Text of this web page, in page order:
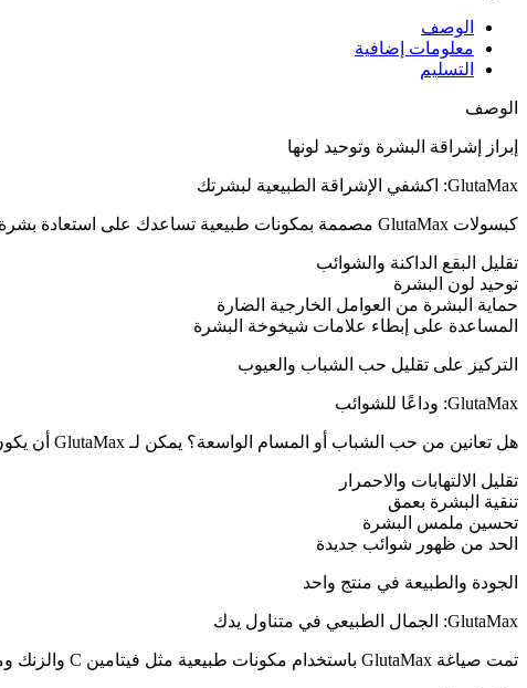
الوصف
معلومات إضافية
التسليم
الوصف
إبراز إشراقة البشرة وتوحيد لونها
GlutaMax: اكشفي الإشراقة الطبيعية لبشرتك
كبسولات GlutaMax مصممة بمكونات طبيعية تساعدك على استعادة بشرة مشرقة وموحدة اللون. بفضل خصائصها القوية المضادة للأكسدة، تساهم في:
تقليل البقع الداكنة والشوائب
توحيد لون البشرة
حماية البشرة من العوامل الخارجية الضارة
المساعدة على إبطاء علامات شيخوخة البشرة
التركيز على تقليل حب الشباب والعيوب
GlutaMax: وداعًا للشوائب
هل تعانين من حب الشباب أو المسام الواسعة؟ يمكن لـ GlutaMax أن يكون الحل المناسب. تركيبته الفريدة الغنية بمضادات الأكسدة والزنك تساعد على:
تقليل الالتهابات والاحمرار
تنقية البشرة بعمق
تحسين ملمس البشرة
الحد من ظهور شوائب جديدة
الجودة والطبيعة في منتج واحد
GlutaMax: الجمال الطبيعي في متناول يدك
تمت صياغة GlutaMax باستخدام مكونات طبيعية مثل فيتامين C والزنك ومستخلصات الفواكه، ليقدم حلاً لطيفًا وفعالًا لتحسين جودة البشرة ومظهرها العام.